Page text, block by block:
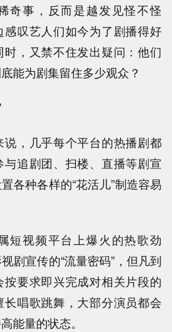
奇事，反而是越发见怪不怪
叹艺人们如今为了剧播得好
，又禁不住发出疑问：他们
能为剧集留住多少观众？
，几乎每个平台的热播剧都
追剧团、扫楼、直播等剧宣
各种各样的“花活儿”制造容易
短视频平台上爆火的热歌劲
剧宣传的“流量密码”，但凡到
要求即兴完成对相关片段的
唱歌跳舞，大部分演员都会
能量的状态。